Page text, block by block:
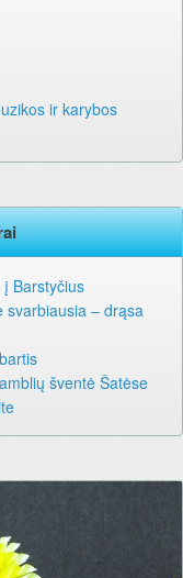
ir karybos
Barstyčius
svarbiausia – drąsa
šventė Šatėse